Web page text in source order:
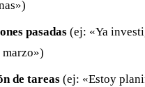
pasadas (ej: «Ya
marzo»)
de tareas (ej: «Estoy